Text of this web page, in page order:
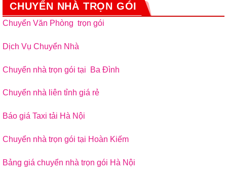
CHUYỂN NHÀ TRỌN GÓI
Chuyển Văn Phòng trọn gói
Dịch Vụ Chuyển Nhà
Chuyển nhà trọn gói tại Ba Đình
Chuyển nhà liên tỉnh giá rẻ
Báo giá Taxi tải Hà Nội
Chuyển nhà trọn gói tại Hoàn Kiếm
Bảng giá chuyển nhà trọn gói Hà Nội